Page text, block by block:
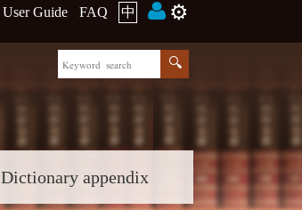
User Guide FAQ 中 ⚙️
Dictionary appendix